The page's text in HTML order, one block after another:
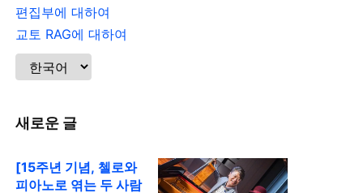
편집부에 대하여
교토 RAG에 대하여
새로운 글
[15주년 기념, 첼로와
피아노로 엮는 두 사람